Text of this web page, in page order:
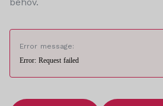
Error message:
Error: Request failed